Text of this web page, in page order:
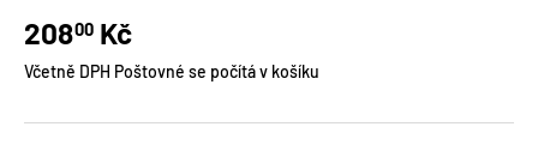
Běžná cena
20800 Kč
Včetně DPH Poštovné se počítá v košíku